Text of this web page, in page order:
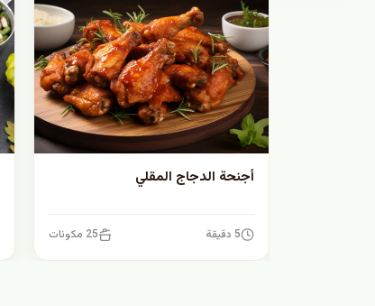
أجنحة الدجاج المقلي
5 دقيقة 25 مكونات